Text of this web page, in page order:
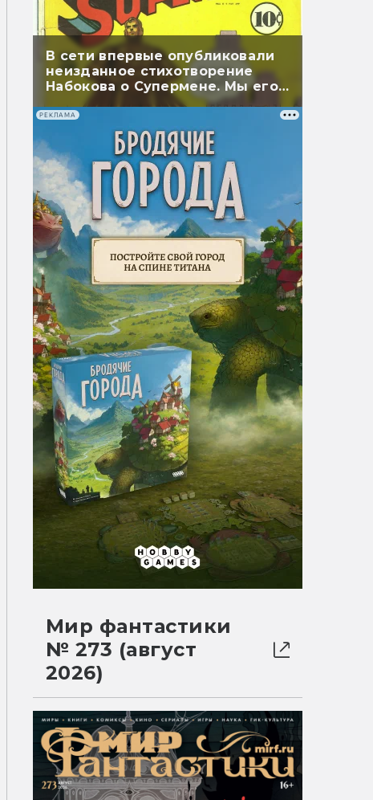
В сети впервые опубликовали
неизданное стихотворение
Набокова о Супермене. Мы его
перевели
РЕКЛАМА
Мир фантастики
№ 273 (август
2026)